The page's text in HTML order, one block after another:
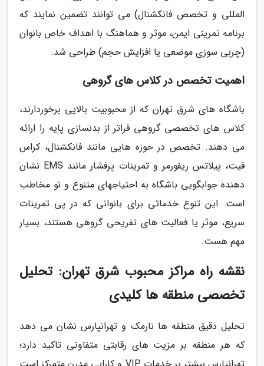
المللی و تخصص فانکشنال) می توانند تضمین نمایند که
برنامه تمرینی ایمن، موثر و هماهنگ با اهداف خاص بانوان
(چربی سوزی موضعی یا افزایش حجم) طراحی شد.
اهمیت تخصص در کلاس های گروهی
باشگاه های شرق تهران که از محبوبیت بالایی برخوردارند،
کلاس های تخصصی گروهی فراتر از بدنسازی پایه را ارائه
می دهند. تخصص در حوزه هایی مانند فانکشنال، کراس
فیت، پیلاتس ریفورمر و تمرینات پرفشار مانند EMS نشان
دهنده جوابگویی باشگاه به احتیاجهای متنوع و نو مخاطب
است. این تنوع خدماتی برای بانوانی که در پی تمرینات
سریع، موثر یا فعالیت های تفریحی گروهی هستند، بسیار
مهم هست.
نقشه راه مراکز محبوب شرق تهران: تحلیل
تخصصی منطقه ها کلیدی
تحلیل دقیق منطقه ها نارمک و تهرانپارس نشان می دهد
که هر منطقه بر مزیت های رقابتی متفاوتی تاکید دارد؛